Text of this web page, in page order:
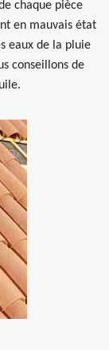
chaque pièce
en mauvais état
eaux de la pluie
conseillons de